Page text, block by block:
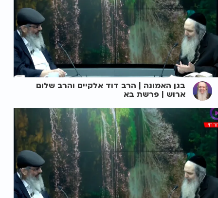
בגן האמונה | הרב דוד אלקיים והרב שלום
ארוש | פרשת בא